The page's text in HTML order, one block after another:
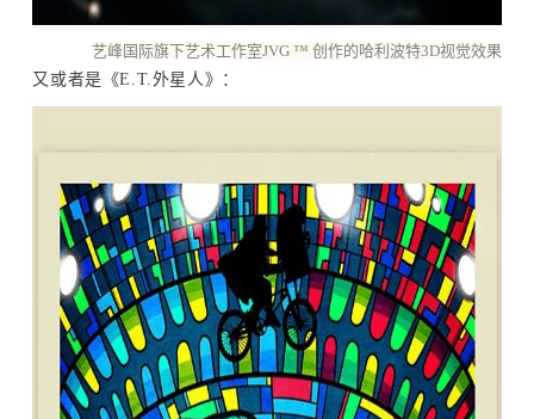
艺峰国际旗下艺术工作室JVG ™ 创作的哈利波特3D视觉效果
又或者是《E.T.外星人》：